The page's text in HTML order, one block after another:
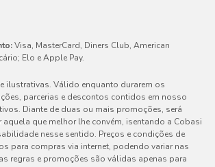
Visa, MasterCard, Diners Club, American
Elo e Apple Pay.
ilustrativas. Válido enquanto durarem os
parcerias e descontos contidos em nosso
Diante de duas ou mais promoções, será
que melhor lhe convém, isentando a Cobasi
nesse sentido. Preços e condições de
para compras via internet, podendo variar nas
regras e promoções são válidas apenas para